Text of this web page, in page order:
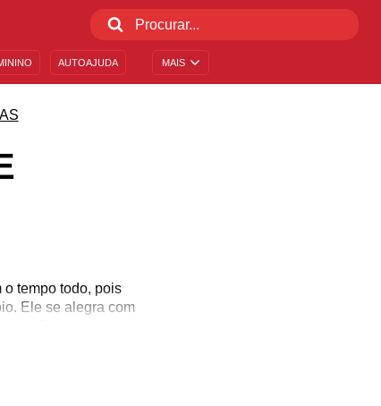
MAIS
AUTOAJUDA
tempo todo, pois
Ele se alegra com
diariamente,
Agradecer gera
bíblicas